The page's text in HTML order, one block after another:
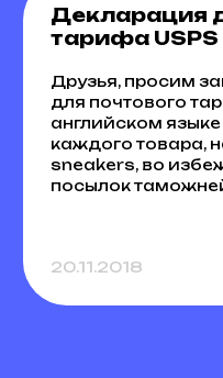
Декларация
тарифа USPS
Друзья, просим
для почтового
английском
каждого товара,
sneakers, во
посылок
20.11.2018